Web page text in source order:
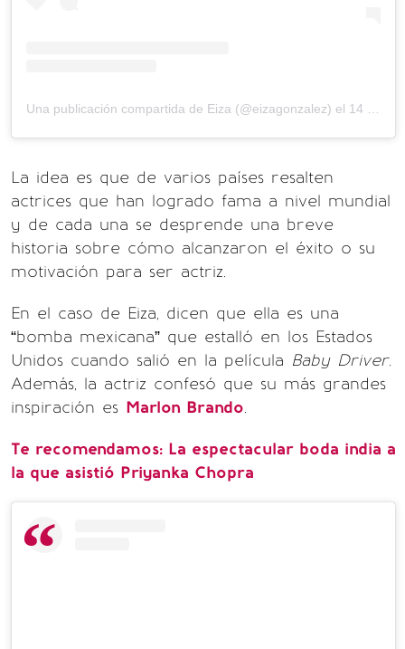
Una publicación compartida de Eiza (@eizagonzalez) el 14 Mar, 2019 a las 9:15 PDT
La idea es que de varios países resalten
actrices que han logrado fama a nivel mundial
y de cada una se desprende una breve
historia sobre cómo alcanzaron el éxito o su
motivación para ser actriz.
En el caso de Eiza, dicen que ella es una
“bomba mexicana” que estalló en los Estados
Unidos cuando salió en la película Baby Driver.
Además, la actriz confesó que su más grandes
inspiración es Marlon Brando.
Te recomendamos: La espectacular boda india a
la que asistió Priyanka Chopra